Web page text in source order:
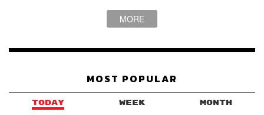
เซ็กซี่ มีเสน่ห์ ที่ไม่ใช่แค่การแต่งตัวเซ็กซี่ แต่เป็น
ความมั่นใจ ความเป็นตัวของตัวเอง ที่โดดเด่นทั้ง
แพง ทั้งความคิด ทัศนคติ และบุคลิกภายนอก
Confidence:
ความมั่นใจจากภายใน ไม่ใช่แค่ความ
MORE
MOST POPULAR
TODAY WEEK MONTH